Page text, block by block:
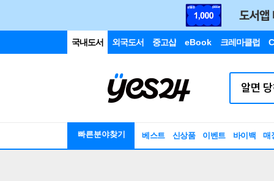
국내도서 외국도서 중고샵 eBook 크레마클럽
빠른분야찾기 베스트 신상품 이벤트 바이백 매